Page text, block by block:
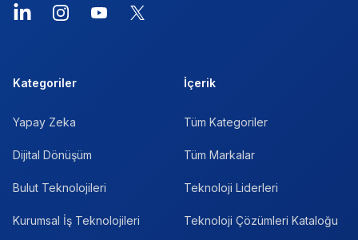
LinkedInInstagramYouTube
X
Kategoriler
Yapay Zeka
Dijital Dönüşüm
Bulut Teknolojileri
Kurumsal İş Teknolojileri
İçerik
Tüm Kategoriler
Tüm Markalar
Teknoloji Liderleri
Teknoloji Çözümleri Kataloğu